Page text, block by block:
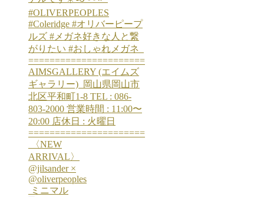
⁡ 〈NEW
ARRIVAL〉
@jilsander ×
@oliverpeoples
⁡ ミニマル